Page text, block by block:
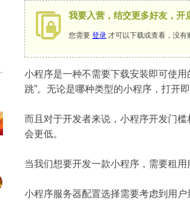
我要入营，结交更多好友，开
您需要 登录 才可以下载或查看，没有
小程序是一种不需要下载安装即可使
跳”。无论是哪种类型的小程序，打开
而且对于开发者来说，小程序开发门
会更低。
当我们想要开发一款小程序，需要租
小程序服务器配置选择需要考虑到用户